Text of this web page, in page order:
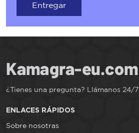
Entregar
¿Tienes una pregunta? Llámanos 24/7
ENLACES RÁPIDOS
Sobre nosotras